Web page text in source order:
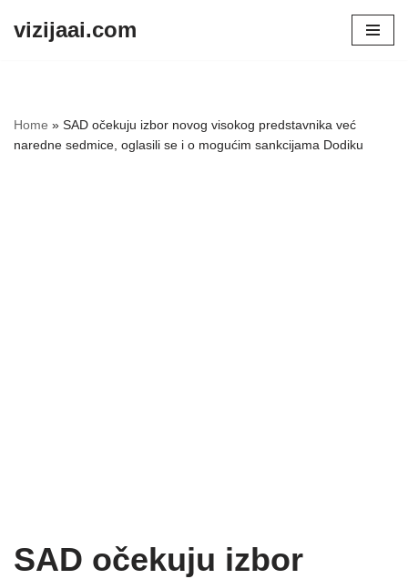
vizijaai.com
Home » SAD očekuju izbor novog visokog predstavnika već
naredne sedmice, oglasili se i o mogućim sankcijama Dodiku
SAD očekuju izbor